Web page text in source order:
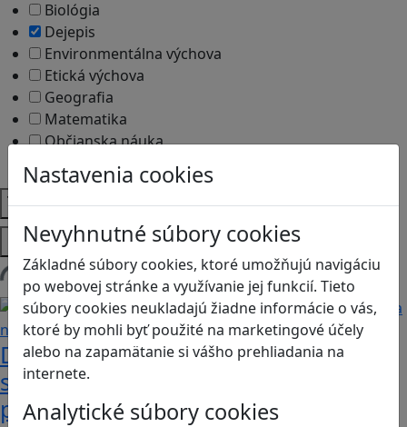
Nastavenia cookies
Nevyhnutné súbory cookies
Základné súbory cookies, ktoré umožňujú navigáciu
po webovej stránke a využívanie jej funkcií. Tieto
súbory cookies neukladajú žiadne informácie o vás,
ktoré by mohli byť použité na marketingové účely
alebo na zapamätanie si vášho prehliadania na
internete.
Analytické súbory cookies
Biológia
Dejepis
Environmentálna výchova
Etická výchova
Geografia
Matematika
Občianska náuka
Témy
Platformy
Načítam blogy
Desatoro rád pre rodičov, ako sa hrať
s deťmi videohry a nastavovať
pravidlá